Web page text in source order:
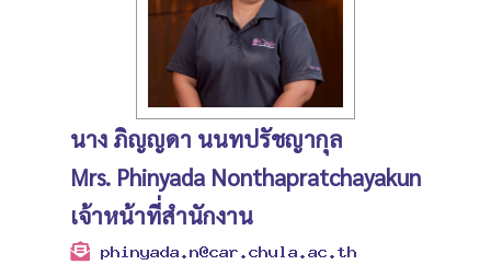
นาง ภิญญดา นนทปรัชญากุล
Mrs. Phinyada Nonthapratchayakun
เจ้าหน้าที่สำนักงาน